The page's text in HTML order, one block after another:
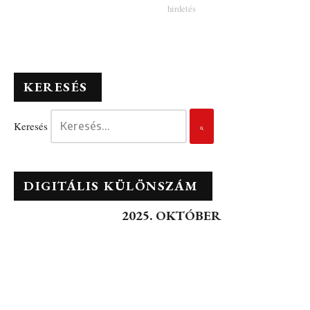
KERESÉS
Keresés
DIGITÁLIS KÜLÖNSZÁM
2025. OKTÓBER